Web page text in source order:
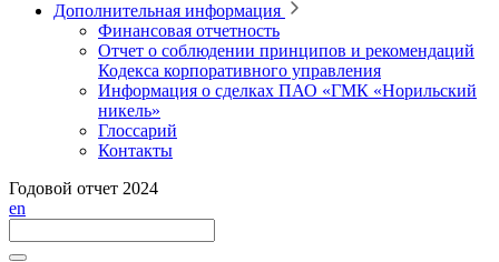
Дополнительная информация
Финансовая отчетность
Отчет о соблюдении принципов и рекомендаций
Кодекса корпоративного управления
Информация о сделках ПАО «ГМК «Норильский
никель»
Глоссарий
Контакты
Годовой отчет 2024
en